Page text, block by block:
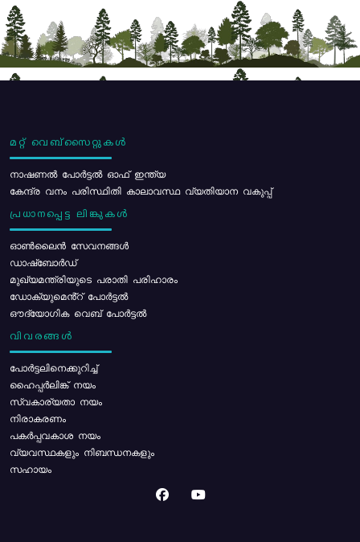
മറ്റ് വെബ്സൈറ്റുകൾ
നാഷണൽ പോർട്ടൽ ഓഫ് ഇന്ത്യ
കേന്ദ്ര വനം പരിസ്ഥിതി കാലാവസ്ഥ വ്യതിയാന വകുപ്പ്
പ്രധാനപ്പെട്ട ലിങ്കുകൾ
ഓൺലൈൻ സേവനങ്ങൾ
ഡാഷ്ബോർഡ്
മുഖ്യമന്ത്രിയുടെ പരാതി പരിഹാരം
ഡോക്യുമെൻ്റ് പോർട്ടൽ
ഔദ്യോഗിക വെബ് പോർട്ടൽ
വിവരങ്ങൾ
പോര്‍ട്ടലിനെക്കുറിച്ച്
ഹൈപ്പർലിങ്ക് നയം
സ്വകാര്യതാ നയം
നിരാകരണം
പകർപ്പവകാശ നയം
വ്യവസ്ഥകളും നിബന്ധനകളും
സഹായം